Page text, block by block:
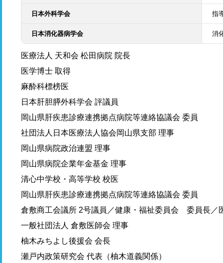
日本外科学会 指
日本消化器病学会 消
医療法人 天和会 松田病院 院長
医学博士 取得
麻酔科標榜医
日本肝胆膵外科学会 評議員
岡山県肝疾患診療連携拠点病院等連絡協議会 委員
社団法人日本医療法人協会岡山県支部 理事
岡山県病院政治連盟 理事
岡山県病院企業年金基金 理事
清心中学校・高等学校 校医
岡山県肝疾患診療連携拠点病院等連絡協議会 委員
倉敷商工会議所 2号議員／健康・福祉委員会 委員長
一般社団法人 倉敷医師会 理事
柚木みちよし後援会 会長
瀬戸内政策研究会 代表（柚木道義関係）